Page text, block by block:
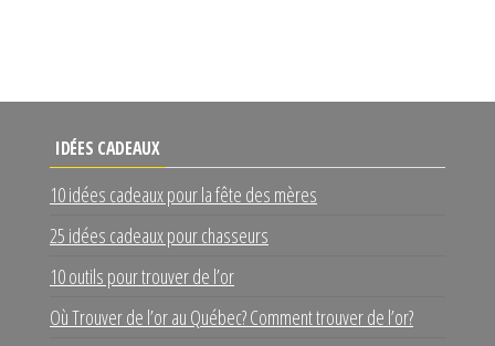
IDÉES CADEAUX
10 idées cadeaux pour la fête des mères
25 idées cadeaux pour chasseurs
10 outils pour trouver de l’or
Où Trouver de l’or au Québec? Comment trouver de l’or?